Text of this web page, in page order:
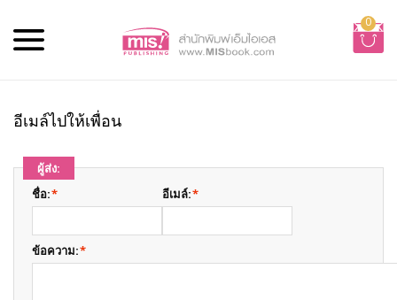
0
อีเมล์ไปให้เพื่อน
ผู้ส่ง:
*
ชื่อ: *
อีเมล์:
*
ข้อความ: